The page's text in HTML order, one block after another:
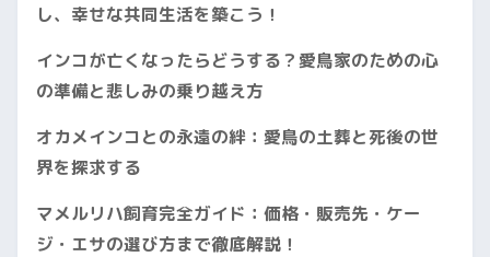
し、幸せな共同生活を築こう！
インコが亡くなったらどうする？愛鳥家のための心
の準備と悲しみの乗り越え方
オカメインコとの永遠の絆：愛鳥の土葬と死後の世
界を探求する
マメルリハ飼育完全ガイド：価格・販売先・ケー
ジ・エサの選び方まで徹底解説！